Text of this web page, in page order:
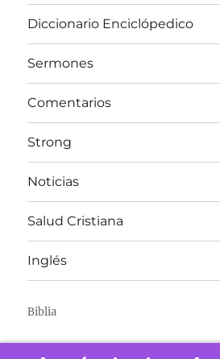
Diccionario Enciclópedico
Sermones
Comentarios
Strong
Noticias
Salud Cristiana
Inglés
Biblia